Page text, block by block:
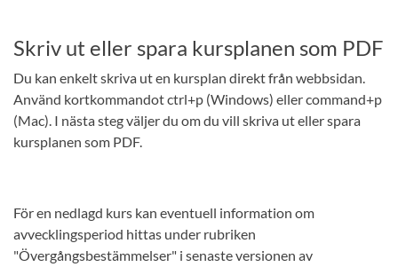
Skriv ut eller spara kursplanen som PDF
Du kan enkelt skriva ut en kursplan direkt från webbsidan.
Använd kortkommandot ctrl+p (Windows) eller command+p
(Mac). I nästa steg väljer du om du vill skriva ut eller spara
kursplanen som PDF.
För en nedlagd kurs kan eventuell information om
avvecklingsperiod hittas under rubriken
"Övergångsbestämmelser" i senaste versionen av